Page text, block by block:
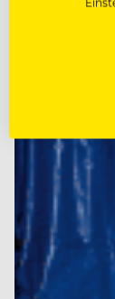
24.000 €